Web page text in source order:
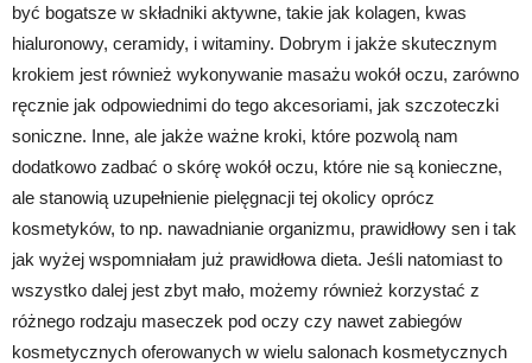
być bogatsze w składniki aktywne, takie jak kolagen, kwas
hialuronowy, ceramidy, i witaminy. Dobrym i jakże skutecznym
krokiem jest również wykonywanie masażu wokół oczu, zarówno
ręcznie jak odpowiednimi do tego akcesoriami, jak szczoteczki
soniczne. Inne, ale jakże ważne kroki, które pozwolą nam
dodatkowo zadbać o skórę wokół oczu, które nie są konieczne,
ale stanowią uzupełnienie pielęgnacji tej okolicy oprócz
kosmetyków, to np. nawadnianie organizmu, prawidłowy sen i tak
jak wyżej wspomniałam już prawidłowa dieta. Jeśli natomiast to
wszystko dalej jest zbyt mało, możemy również korzystać z
różnego rodzaju maseczek pod oczy czy nawet zabiegów
kosmetycznych oferowanych w wielu salonach kosmetycznych